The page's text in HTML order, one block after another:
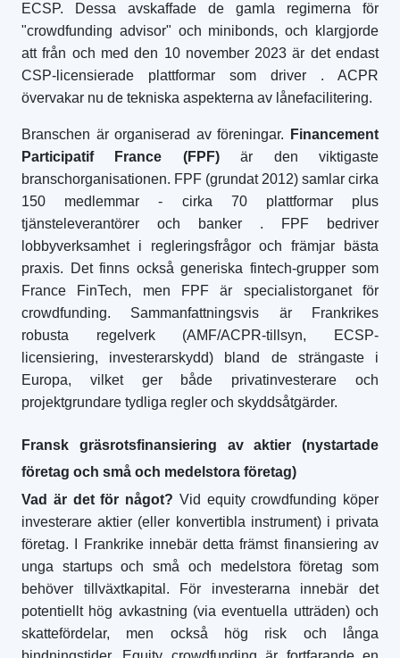
ECSP. Dessa avskaffade de gamla regimerna för
"crowdfunding advisor" och minibonds, och klargjorde
att från och med den 10 november 2023 är det endast
CSP-licensierade plattformar som driver
. ACPR
övervakar nu de tekniska aspekterna av lånefacilitering.
Branschen är organiserad av föreningar.
Financement
Participatif France (FPF)är den viktigaste
branschorganisationen. FPF (grundat 2012) samlar cirka
150 medlemmar - cirka 70 plattformar plus
tjänsteleverantörer och banker
. FPF bedriver
lobbyverksamhet i regleringsfrågor och främjar bästa
praxis. Det finns också generiska fintech-grupper som
France FinTech, men FPF är specialistorganet för
crowdfunding. Sammanfattningsvis är Frankrikes
robusta regelverk (AMF/ACPR-tillsyn, ECSP-
licensiering, investerarskydd) bland de strängaste i
Europa, vilket ger både privatinvesterare och
projektgrundare tydliga regler och skyddsåtgärder.
Fransk gräsrotsfinansiering av aktier (nystartade
företag och små och medelstora företag)
Vad är det för något? Vid equity crowdfunding köper
investerare aktier (eller konvertibla instrument) i privata
företag. I Frankrike innebär detta främst finansiering av
unga startups och små och medelstora företag som
behöver tillväxtkapital. För investerarna innebär det
potentiellt hög avkastning (via eventuella utträden) och
skattefördelar, men också hög risk och långa